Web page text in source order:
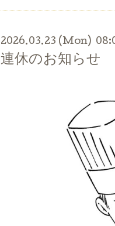
2026.03.23 (Mon)
連休のお知らせ